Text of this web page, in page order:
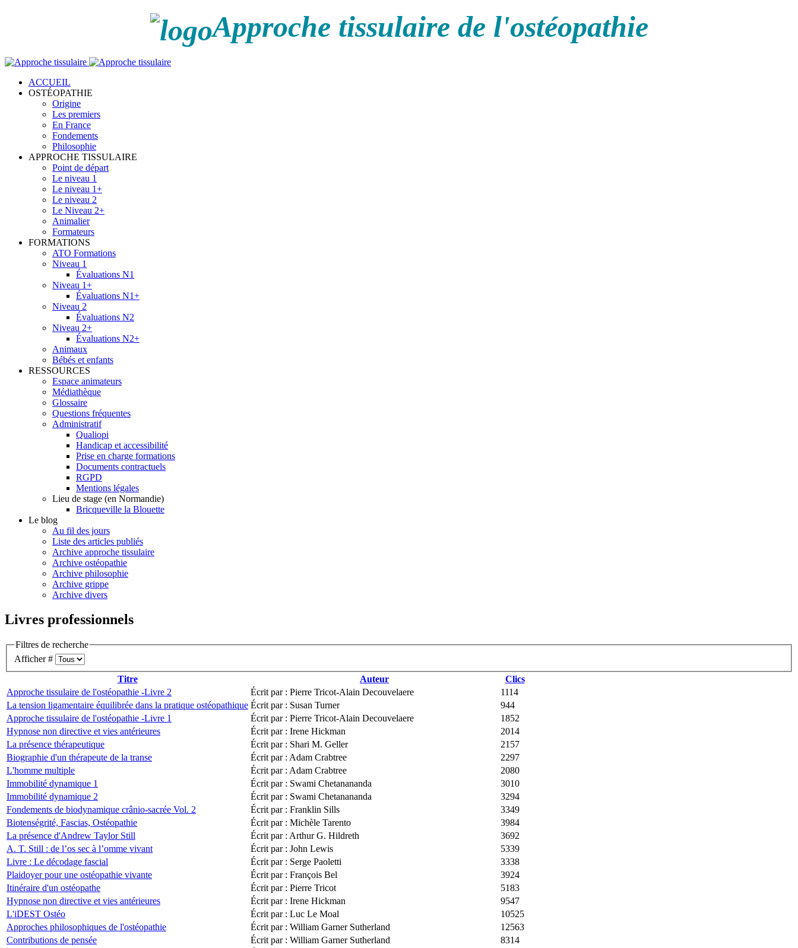
Approche tissulaire de l'ostéopathie
ACCUEIL
OSTÉOPATHIE
Origine
Les premiers
En France
Fondements
Philosophie
APPROCHE TISSULAIRE
Point de départ
Le niveau 1
Le niveau 1+
Le niveau 2
Le Niveau 2+
Animalier
Formateurs
FORMATIONS
ATO Formations
Niveau 1
Évaluations N1
Niveau 1+
Évaluations N1+
Niveau 2
Évaluations N2
Niveau 2+
Évaluations N2+
Animaux
Bébés et enfants
RESSOURCES
Espace animateurs
Médiathèque
Glossaire
Questions fréquentes
Administratif
Qualiopi
Handicap et accessibilité
Prise en charge formations
Documents contractuels
RGPD
Mentions légales
Lieu de stage (en Normandie)
Bricqueville la Blouette
Le blog
Au fil des jours
Liste des articles publiés
Archive approche tissulaire
Archive ostéopathie
Archive philosophie
Archive grippe
Archive divers
Livres professionnels
Filtres de recherche
Afficher #
Titre
Auteur
Clics
Approche tissulaire de l'ostéopathie -Livre 2
Écrit par : Pierre Tricot-Alain Decouvelaere
1114
La tension ligamentaire équilibrée dans la pratique ostéopathique Écrit par : Susan Turner
944
Approche tissulaire de l'ostéopathie -Livre 1
Écrit par : Pierre Tricot-Alain Decouvelaere
1852
Hypnose non directive et vies antérieures
Écrit par : Irene Hickman
2014
La présence thérapeutique
Écrit par : Shari M. Geller
2157
Biographie d'un thérapeute de la transe
Écrit par : Adam Crabtree
2297
L'homme multiple
Écrit par : Adam Crabtree
2080
Immobilité dynamique 1
Écrit par : Swami Chetanananda
3010
Immobilité dynamique 2
Écrit par : Swami Chetanananda
3294
Fondements de biodynamique crânio-sacrée Vol. 2
Écrit par : Franklin Sills
3349
Biotenségrité, Fascias, Ostéopathie
Écrit par : Michèle Tarento
3984
La présence d'Andrew Taylor Still
Écrit par : Arthur G. Hildreth
3692
A. T. Still : de l’os sec à l’omme vivant
Écrit par : John Lewis
5339
Livre : Le décodage fascial
Écrit par : Serge Paoletti
3338
Plaidoyer pour une ostéopathie vivante
Écrit par : François Bel
3924
Itinéraire d'un ostéopathe
Écrit par : Pierre Tricot
5183
Hypnose non directive et vies antérieures
Écrit par : Irene Hickman
9547
L'iDEST Ostéo
Écrit par : Luc Le Moal
10525
Approches philosophiques de l'ostéopathie
Écrit par : William Garner Sutherland
12563
Contributions de pensée
Écrit par : William Garner Sutherland
8314